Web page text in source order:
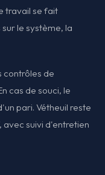
travail se fait
le système, la
contrôles de
cas de souci, le
pari. Vétheuil reste
avec suivi d'entretien